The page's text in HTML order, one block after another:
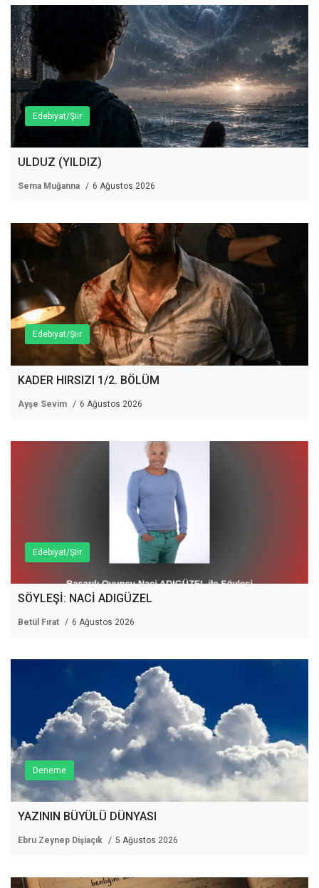
Edebiyat/Şiir
ULDUZ (YILDIZ)
Sema Muğanna 6 Ağustos 2026
Edebiyat/Şiir
KADER HIRSIZI 1/2. BÖLÜM
Ayşe Sevim 6 Ağustos 2026
Edebiyat/Şiir
SÖYLEŞİ: NACİ ADIGÜZEL
Betül Fırat 6 Ağustos 2026
Deneme
YAZININ BÜYÜLÜ DÜNYASI
Ebru Zeynep Dişiaçık 5 Ağustos 2026